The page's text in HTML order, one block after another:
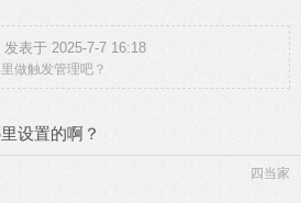
发表于 2025-7-7 16:18
做触发管理吧？
设置的啊？
四当家